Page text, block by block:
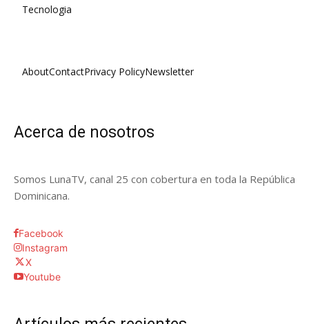
Tecnologia
AboutContactPrivacy PolicyNewsletter
Acerca de nosotros
Somos LunaTV, canal 25 con cobertura en toda la República
Dominicana.
Facebook
Instagram
X
Youtube